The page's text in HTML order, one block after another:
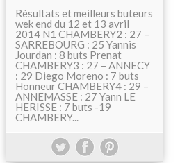
Résultats et meilleurs buteurs
wek end du 12 et 13 avril
2014 N1 CHAMBERY2 : 27 –
SARREBOURG : 25 Yannis
Jourdan : 8 buts Prenat
CHAMBERY3 : 27 – ANNECY
: 29 Diego Moreno : 7 buts
Honneur CHAMBERY4 : 29 –
ANNEMASSE : 27 Yann LE
HERISSE : 7 buts -19
CHAMBERY...